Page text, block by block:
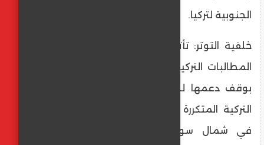
الجنوبية لتركيا.
​خلفية التوتر: تأتي هذه التصريحات في سياق
المطالبات التركية المستمرة للولايات المتحدة
بوقف دعمها لـ "قسد"، وفي ظل التهديدات
التركية المتكررة بشن عملية عسكرية واسعة
في شمال سوريا لإنهاء التهديدات الأمنية